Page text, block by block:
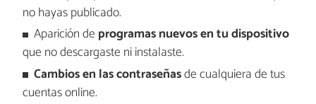
no hayas publicado.
Aparición de programas nuevos en tu dispositivo
que no descargaste ni instalaste.
Cambios en las contraseñasde cualquiera de tus
cuentas online.